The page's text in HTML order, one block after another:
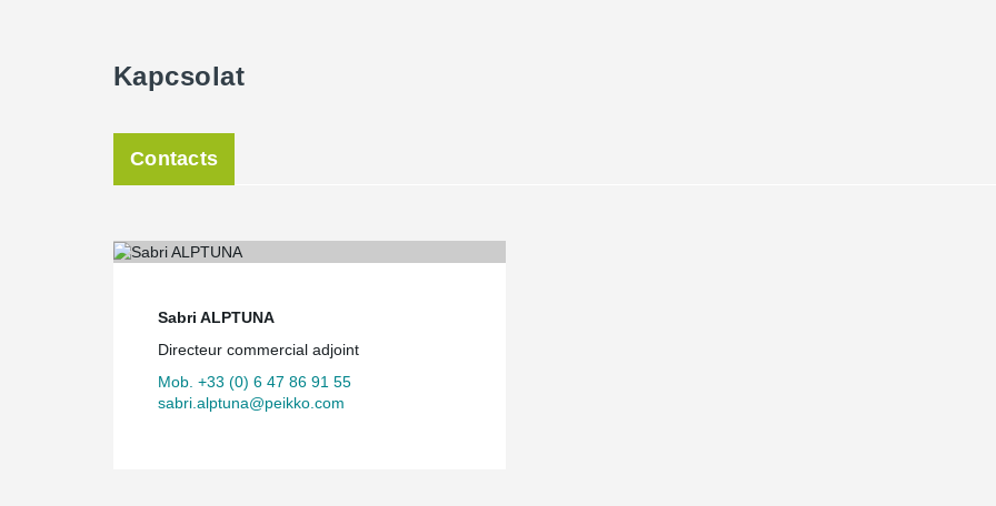
Kapcsolat
Contacts
Sabri ALPTUNA
Directeur commercial adjoint
Mob. +33 (0) 6 47 86 91 55
sabri.alptuna@peikko.com